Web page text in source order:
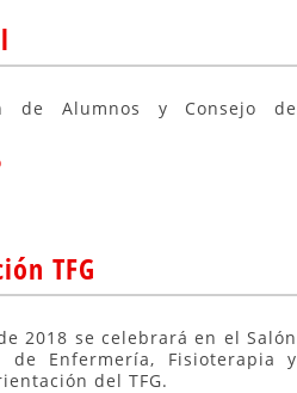
de Alumnos y Consejo de
TFG
2018 se celebrará en el Salón
Enfermería, Fisioterapia y
del TFG.